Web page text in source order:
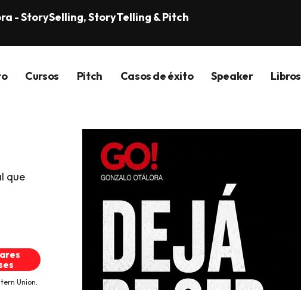
- StorySelling, StoryTelling & Pitch
Cursos Pitch Casos de éxito Speaker Libros
que
Union.